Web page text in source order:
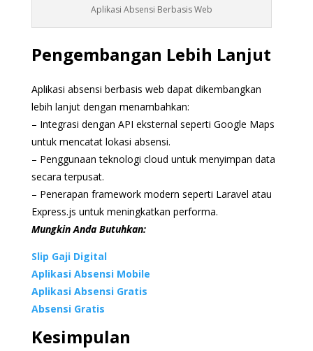
Aplikasi Absensi Berbasis Web
Pengembangan Lebih Lanjut
Aplikasi absensi berbasis web dapat dikembangkan
lebih lanjut dengan menambahkan:
– Integrasi dengan API eksternal seperti Google Maps
untuk mencatat lokasi absensi.
– Penggunaan teknologi cloud untuk menyimpan data
secara terpusat.
– Penerapan framework modern seperti Laravel atau
Express.js untuk meningkatkan performa.
Mungkin Anda Butuhkan:
Slip Gaji Digital
Aplikasi Absensi Mobile
Aplikasi Absensi Gratis
Absensi Gratis
Kesimpulan